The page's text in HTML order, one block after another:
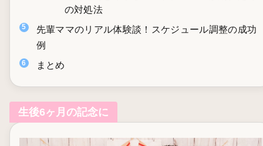
の対処法
先輩ママのリアル体験談！スケジュール調整の成功
例
まとめ
生後6ヶ月の記念に